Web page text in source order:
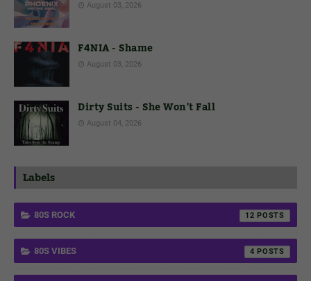
August 03, 2026
F4NIA - Shame
August 03, 2026
Dirty Suits - She Won't Fall
August 04, 2026
Labels
80S ROCK 12
80S VIBES 4